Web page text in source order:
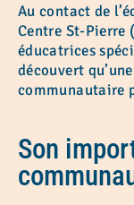
Au contact de
Centre St-Pierre
éducatrices
découvert
communautaire
Son